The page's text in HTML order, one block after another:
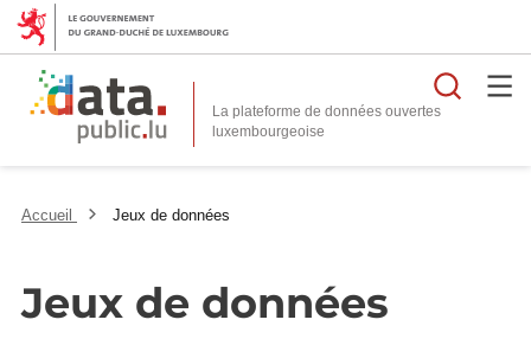
La plateforme de données ouvertes
Accueil Jeux de données
Jeux de données